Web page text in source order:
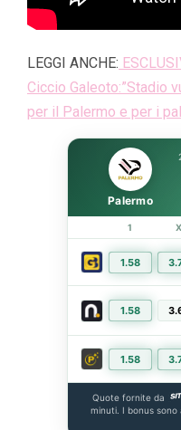
LEGGI ANCHE:
Ciccio Galeoto:”Stadio
per il Palermo e per i
Palermo
1 X
1.58
1.58
1.58
Quote fornite da
minuti. I bonus